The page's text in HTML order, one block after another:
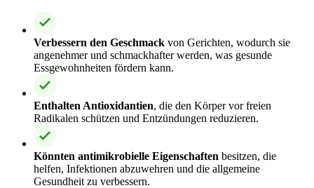
Verbessern den Geschmack von Gerichten, wodurch sie
angenehmer und schmackhafter werden, was gesunde
Essgewohnheiten fördern kann.
Enthalten Antioxidantien, die den Körper vor freien
Radikalen schützen und Entzündungen reduzieren.
Könnten antimikrobielle Eigenschaften besitzen, die
helfen, Infektionen abzuwehren und die allgemeine
Gesundheit zu verbessern.